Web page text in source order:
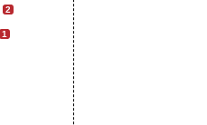
2
1